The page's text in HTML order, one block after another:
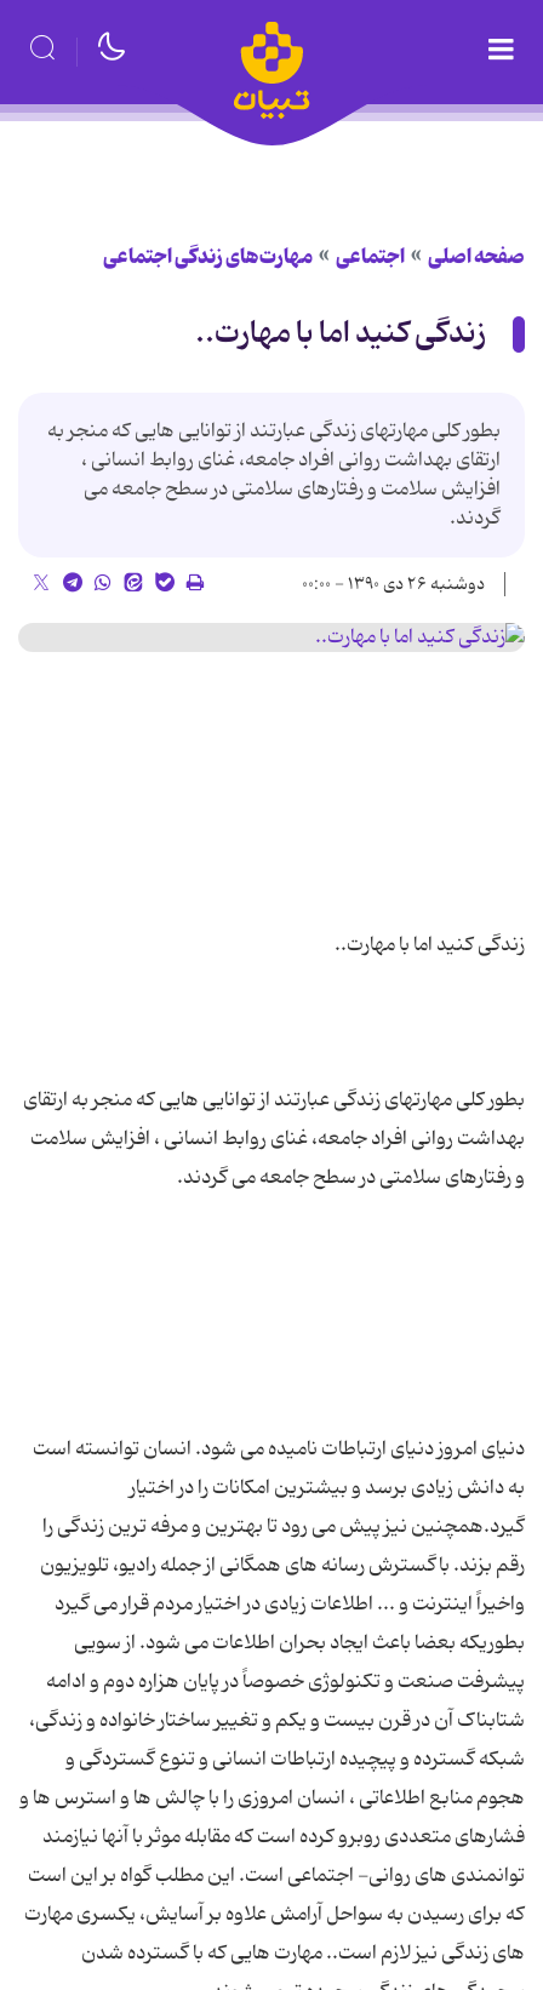
صفحه اصلی اجتماعی مهارت‌های زندگی اجتماعی
زندگی کنید اما با مهارت..
بطور کلی مهارتهای زندگی عبارتند از توانایی هایی که منجر به
ارتقای بهداشت روانی افراد جامعه، غنای روابط انسانی ،
افزایش سلامت و رفتارهای سلامتی در سطح جامعه می
گردند.
دوشنبه ۲۶ دی ۱۳۹۰ - ۰۰:۰۰
بطور کلی مهارتهای زندگی عبارتند از توانایی هایی که منجر به ارتقای
بهداشت روانی افراد جامعه، غنای روابط انسانی ، افزایش سلامت
دنیای امروز دنیای ارتباطات نامیده می شود. انسان توانسته است
به دانش زیادی برسد و بیشترین امکانات را در اختیار
گیرد.همچنین نیز پیش می رود تا بهترین و مرفه ترین زندگی را
رقم بزند. باگسترش رسانه های همگانی از جمله رادیو، تلویزیون
واخیراً اینترنت و ... اطلاعات زیادی در اختیار مردم قرار می گیرد
بطوریکه بعضا باعث ایجاد بحران اطلاعات می شود. از سویی
پیشرفت صنعت و تکنولوژی خصوصاً در پایان هزاره دوم و ادامه
شتابناک آن در قرن بیست و یکم و تغییر ساختار خانواده و زندگی،
شبکه گسترده و پیچیده ارتباطات انسانی و تنوع گستردگی و
هجوم منابع اطلاعاتی ، انسان امروزی را با چالش ها و استرس ها و
فشارهای متعددی روبرو کرده است که مقابله موثر با آنها نیازمند
توانمندی های روانی- اجتماعی است. این مطلب گواه بر این است
که برای رسیدن به سواحل آرامش علاوه بر آسایش، یکسری مهارت
های زندگی نیز لازم است.. مهارت هایی که با گسترده شدن